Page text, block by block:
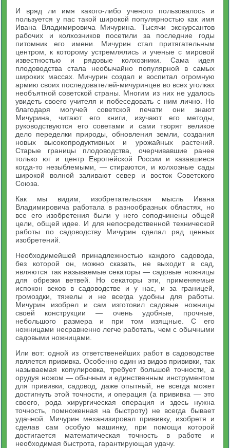
И вряд ли имя какого-либо ученого пользовалось и
пользуется у пас такой широкой популярностью как имя
Ивана Владимировича Мичурина. Тысячи экскурсантов
рабочих и колхозников посетили за последние годы
питомник его имени. Мичурин стал притягательным
центром, к которому устремлялись и ученые с мировой
известностью и рядовые колхозники. Сама идея
плодоводства стала необычайно популярной в самых
широких массах. Мичурин создал и воспитал огромную
армию своих последователей-мичуринцев во всех уголках
необъятной советской страны. Многим из них не удалось
увидеть своего учителя и побеседовать с ним лично. Но
благодаря могучей советской печати они знают
Мичурина, читают его книги, изучают его методы,
руководствуются его советами и сами творят великое
дело переделки природы, обновления земли, создания
новых высокопродуктивных и урожайных растений.
Старые границы плодоводства, очерчивавшие ранее
только юг и центр Европейской России и казавшиеся
когда-то незыблемыми, — стираются, и колхозные сады
широкой волной заливают север и восток Советского
Союза.
Как мы видим, изобретательская мысль Ивана
Владимировича работала в разнообразных областях, но
все его изобретения были у него соподчинены общей
цели, общей идее. И для непосредственной технической
работы по садоводству Мичурин сделал ряд ценных
изобретений.
Необходимейшей принадлежностью каждого садовода,
без которой он, можно сказать, не выходит в сад,
являются так называемые секаторы — садовые ножницы
для обрезки ветвей. Но секаторы эти, применяемые
испокон веков в садоводстве и у нас, и за границей,
громоздки, тяжелы и не всегда удобны для работы.
Мичурин изобрел и сам изготовил садовые ножницы
своей конструкции — очень удобные, прочные,
небольшого размера и при том изящные. С его
ножницами несравненно легче работать, чем с обычными
садовыми ножницами.
Или вот: одной из ответственейших работ в садоводстве
является прививка. Особенно один из видов прививки, так
называемая копулировка, требует большой точности, а
орудуя ножом — обычным и единственным инструментом
для прививки, садовод, даже опытный, не всегда может
достигнуть этой точности, и операция (а прививка — это
своего, рода хирургическая операция и здесь нужна
точность, помноженная на быстроту) не всегда бывает
удачной. Мичурин механизировал прививку, изобретя и
сделав сам особую машинку, при помощи которой
достигается математическая точность в работе и
необходимая быстрота, гарантирующая удачу.